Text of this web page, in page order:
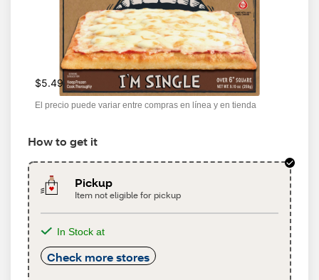
$5.49
El precio puede variar entre compras en línea y en tienda
How to get it
Pickup
Item not eligible for pickup
In Stock at
Check more stores